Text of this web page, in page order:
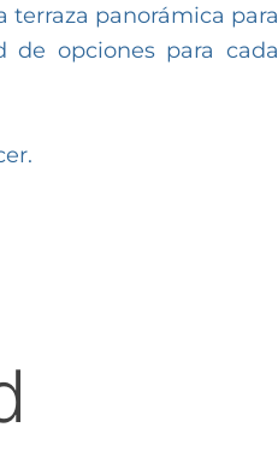
terraza panorámica para
de opciones para cada